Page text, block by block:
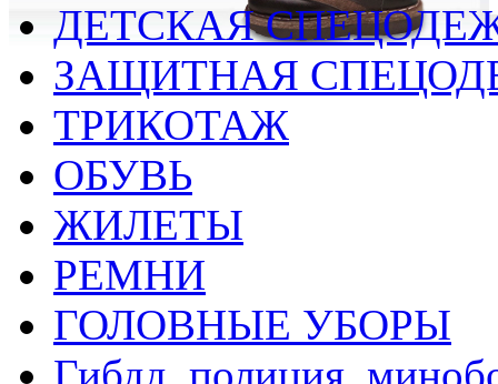
ДЕТСКАЯ
ЗАЩИТНАЯ
ТРИКОТАЖ
ОБУВЬ
ЖИЛЕТЫ
РЕМНИ
ГОЛОВНЫЕ УБОРЫ